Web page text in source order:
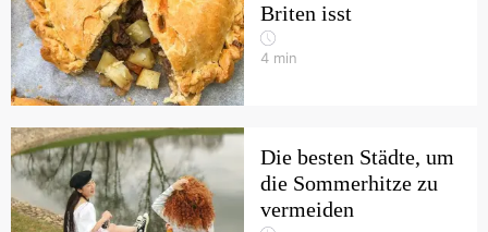
Briten isst
4 min
Die besten Städte, um
die Sommerhitze zu
vermeiden